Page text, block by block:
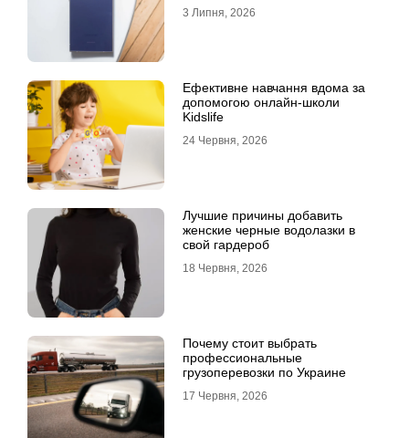
3 Липня, 2026
Ефективне навчання вдома за
допомогою онлайн-школи
Kidslife
24 Червня, 2026
Лучшие причины добавить
женские черные водолазки в
свой гардероб
18 Червня, 2026
Почему стоит выбрать
профессиональные
грузоперевозки по Украине
17 Червня, 2026